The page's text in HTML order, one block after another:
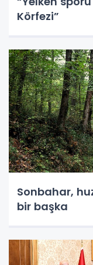
Körfezi”
Sonbahar,
bir başka